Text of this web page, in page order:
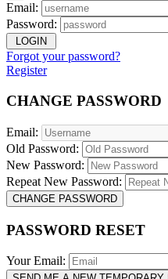
Email:
Password:
LOGIN
Forgot your password?
Register
CHANGE PASSWORD
Email:
Old Password:
New Password:
Repeat New Password:
CHANGE PASSWORD
PASSWORD RESET
Your Email: